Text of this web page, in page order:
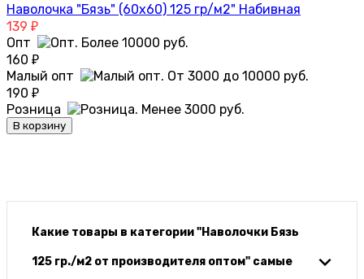
Наволочка "Бязь" (60х60) 125 гр/м2" Набивная
139 ₽
Опт
160 ₽
Малый опт
190 ₽
Розница
В корзину
Какие товары в категории "Наволочки Бязь
125 гр./м2 от производителя оптом" самые